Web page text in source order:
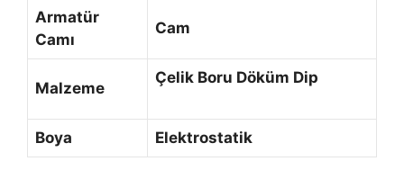
Armatür
Camı
Cam
Malzeme
Çelik Boru Döküm Dip
Boya Elektrostatik